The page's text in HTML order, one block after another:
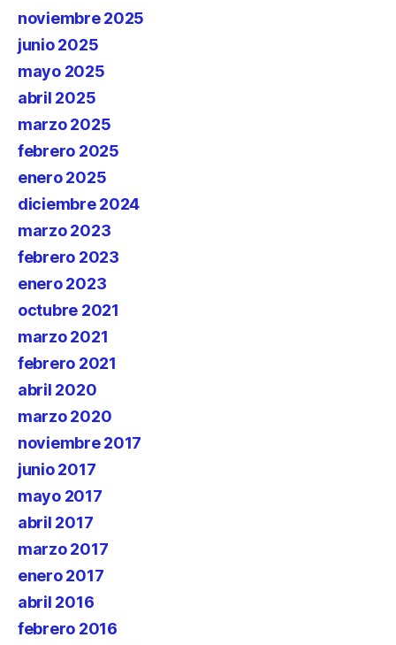
noviembre 2025
junio 2025
mayo 2025
abril 2025
marzo 2025
febrero 2025
enero 2025
diciembre 2024
marzo 2023
febrero 2023
enero 2023
octubre 2021
marzo 2021
febrero 2021
abril 2020
marzo 2020
noviembre 2017
junio 2017
mayo 2017
abril 2017
marzo 2017
enero 2017
abril 2016
febrero 2016